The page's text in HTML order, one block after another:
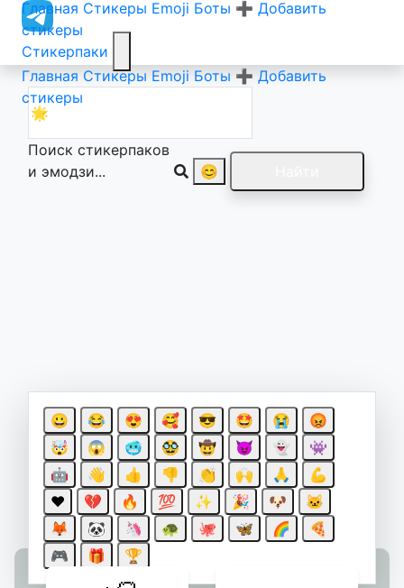
Стикерпаки
Главная Стикеры Emoji Боты ➕ Добавить
стикеры
Главная Стикеры Emoji Боты ➕ Добавить
стикеры
Поиск стикерпаков
и эмодзи...
😊
😀 😂 😍 🥰 😎 🤩 😭
😡
🤯
😱 🥶 🥸 🤠 😈 👻
👾
🤖
👋 👍 👎 👏 🙌 🙏
💪
❤️
💔 🔥 💯 ✨ 🎉 🐶
🐱
🦊
🐼 🦄 🐢 🐙 🦋 🌈
🍕
🎮
🎁 🏆
Результаты поиска
для: "🌟"
Стикеры